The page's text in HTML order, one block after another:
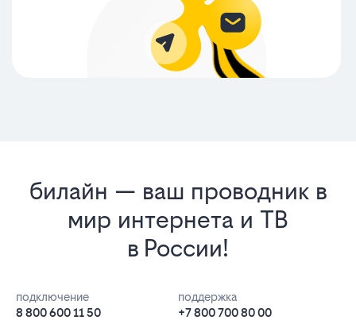
билайн — ваш проводник в
мир интернета и ТВ
в России!
подключение
8 800 600 11 50
поддержка
+7 800 700 80 00